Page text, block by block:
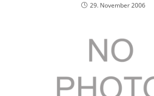
29. November 2006